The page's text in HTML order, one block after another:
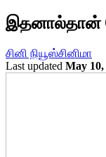
இதனால்தான்
சினி நியூஸ்சினிமா
Last updated May 10,